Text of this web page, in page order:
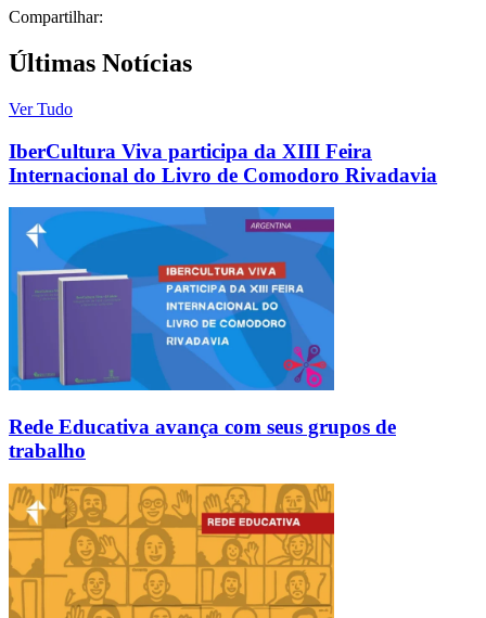
Compartilhar:
Últimas Notícias
Ver Tudo
IberCultura Viva participa da XIII Feira
Internacional do Livro de Comodoro Rivadavia
Rede Educativa avança com seus grupos de
trabalho